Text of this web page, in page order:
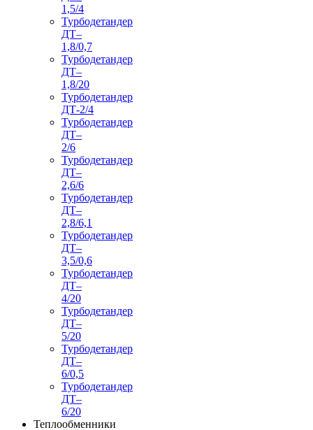
1,5/4
Турбодетандер
ДТ–
1,8/0,7
Турбодетандер
ДТ–
1,8/20
Турбодетандер
ДТ-2/4
Турбодетандер
ДТ–
2/6
Турбодетандер
ДТ–
2,6/6
Турбодетандер
ДТ–
2,8/6,1
Турбодетандер
ДТ–
3,5/0,6
Турбодетандер
ДТ–
4/20
Турбодетандер
ДТ–
5/20
Турбодетандер
ДТ–
6/0,5
Турбодетандер
ДТ–
6/20
Теплообменники